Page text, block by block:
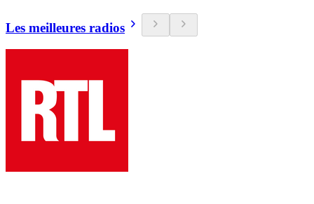
Les meilleures radios